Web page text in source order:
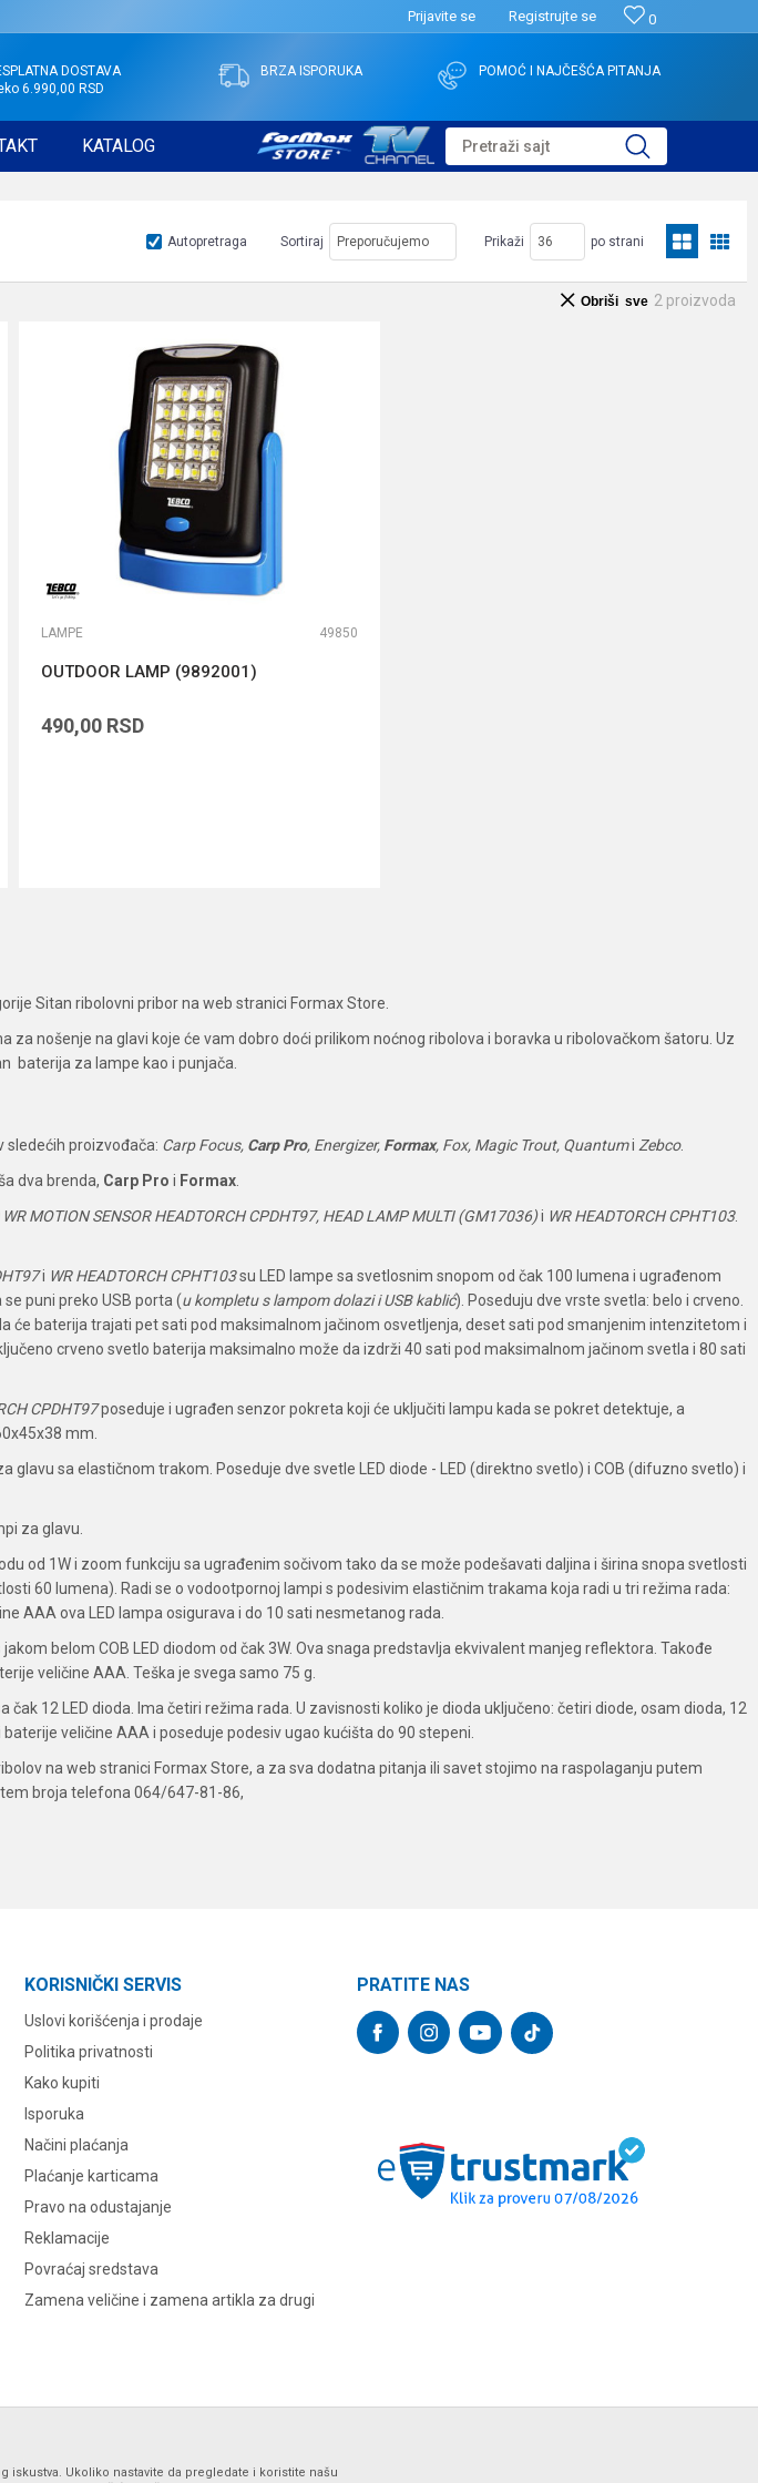
0
Prijavite se Registrujte se
DOSTAVA
6.990,00 RSD
BRZA ISPORUKA POMOĆ I NAJČEŠĆA PITANJA
KATALOG Pretraži sajt
Autopretraga Sortiraj Prikaži po strani
2 proizvoda
Obriši sve
LAMPE 49850
OUTDOOR LAMP (9892001)
490,00 RSD
Sitan ribolovni pribor na web stranici Formax Store.
za nošenje na glavi koje će vam dobro doći prilikom noćnog ribolova i boravka u ribolovačkom šatoru. Uz
baterija za lampe kao i punjača.
sledećih proizvođača: Carp Focus, Carp Pro, Energizer, Formax, Fox, Magic Trout, Quantumi Zebco.
dva brenda, Carp Pro i Formax
MOTION SENSOR HEADTORCH CPDHT97, HEAD LAMP MULTI (GM17036)i WR HEADTORCH CPHT103.
i WR HEADTORCH CPHT103su LED lampe sa svetlosnim snopom od čak 100 lumena i ugrađenom
puni preko USB porta (u kompletu s lampom dolazi i USB kablić). Poseduju dve vrste svetla: belo i crveno.
će baterija trajati pet sati pod maksimalnom jačinom osvetljenja, deset sati pod smanjenim intenzitetom i
crveno svetlo baterija maksimalno može da izdrži 40 sati pod maksimalnom jačinom svetla i 80 sati
CPDHT97poseduje i ugrađen senzor pokreta koji će uključiti lampu kada se pokret detektuje, a
mm.
glavu sa elastičnom trakom. Poseduje dve svetle LED diode - LED (direktno svetlo) i COB (difuzno svetlo) i
za glavu.
od 1W i zoom funkciju sa ugrađenim sočivom tako da se može podešavati daljina i širina snopa svetlosti
60 lumena). Radi se o vodootpornoj lampi s podesivim elastičnim trakama koja radi u tri režima rada:
AAA ova LED lampa osigurava i do 10 sati nesmetanog rada.
belom COB LED diodom od čak 3W. Ova snaga predstavlja ekvivalent manjeg reflektora. Takođe
veličine AAA. Teška je svega samo 75 g.
12 LED dioda. Ima četiri režima rada. U zavisnosti koliko je dioda uključeno: četiri diode, osam dioda, 12
veličine AAA i poseduje podesiv ugao kućišta do 90 stepeni.
na web stranici Formax Store, a za sva dodatna pitanja ili savet stojimo na raspolaganju putem
broja telefona 064/647-81-86,
KORISNIČKI SERVIS
Uslovi korišćenja i prodaje
Politika privatnosti
Kako kupiti
Isporuka
Načini plaćanja
Plaćanje karticama
Pravo na odustajanje
Reklamacije
Povraćaj sredstava
Zamena veličine i zamena artikla za drugi
PRATITE NAS
Ukoliko nastavite da pregledate i koristite našu